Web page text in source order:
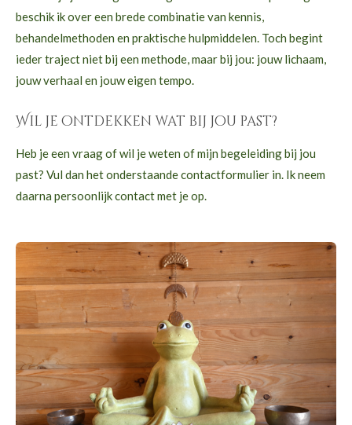
beschik ik over een brede combinatie van kennis,
behandelmethoden en praktische hulpmiddelen. Toch begint
ieder traject niet bij een methode, maar bij jou: jouw lichaam,
jouw verhaal en jouw eigen tempo.
Wil je ontdekken wat bij jou past?
Heb je een vraag of wil je weten of mijn begeleiding bij jou
past? Vul dan het onderstaande contactformulier in. Ik neem
daarna persoonlijk contact met je op.